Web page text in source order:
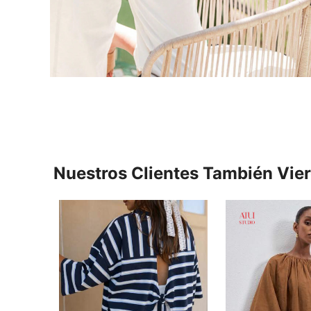
Nuestros Clientes También